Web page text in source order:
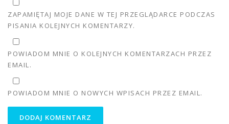
ZAPAMIĘTAJ MOJE DANE W TEJ PRZEGLĄDARCE PODCZAS
PISANIA KOLEJNYCH KOMENTARZY.
POWIADOM MNIE O KOLEJNYCH KOMENTARZACH PRZEZ
EMAIL.
POWIADOM MNIE O NOWYCH WPISACH PRZEZ EMAIL.